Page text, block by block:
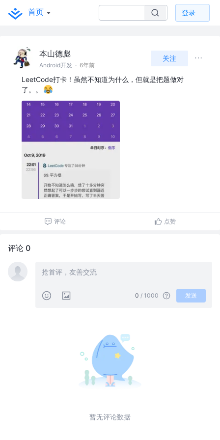
首页 登录
本山德彪
Android开发 · 6年前
关注
LeetCode打卡！虽然不知道为什么，但就是把题做对
了。。
评论 点赞
评论 0
0 / 1000 发送
暂无评论数据